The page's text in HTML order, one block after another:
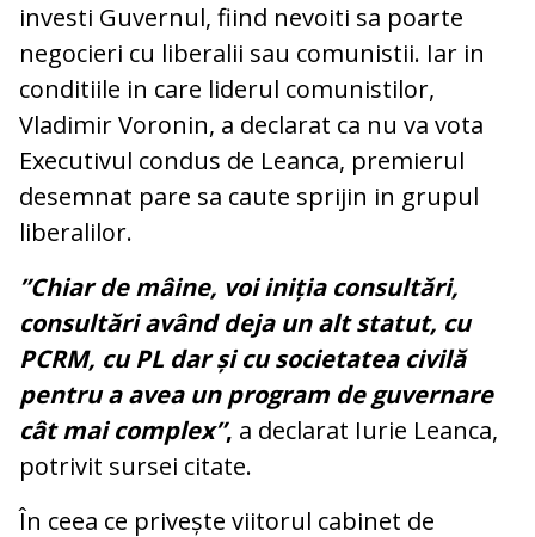
investi Guvernul, fiind nevoiti sa poarte
negocieri cu liberalii sau comunistii. Iar in
conditiile in care liderul comunistilor,
Vladimir Voronin, a declarat ca nu va vota
Executivul condus de Leanca, premierul
desemnat pare sa caute sprijin in grupul
liberalilor.
”Chiar de mâine, voi iniția consultări,
consultări având deja un alt statut, cu
PCRM, cu PL dar și cu societatea civilă
pentru a avea un program de guvernare
cât mai complex”, a declarat Iurie Leanca,
potrivit sursei citate.
În ceea ce privește viitorul cabinet de